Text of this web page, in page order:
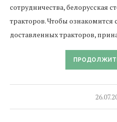
сотрудничества, белорусская
тракторов. Чтобы ознакомится
доставленных тракторов,